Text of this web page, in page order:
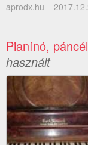
aprodx.hu –
Pianínó,
használt